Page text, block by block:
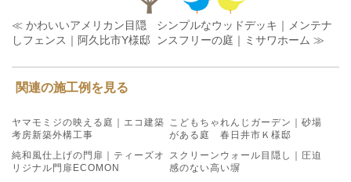
≪ かわいいアメリカン目隠
しフェンス｜阿久比市Y様邸
シンプルなウッドデッキ｜メンテナ
ンスフリーの庭｜ミサワホーム ≫
関連の施工例を見る
ヤマモミジの映える庭｜エコ建築
考房新築外構工事
こどもちゃれんじガーデン｜砂場
がある庭 春日井市Ｋ様邸
純和風仕上げの門扉｜ティーズオ
リジナル門扉ECOMON
スクリーンウォール目隠し｜圧迫
感のない高い塀